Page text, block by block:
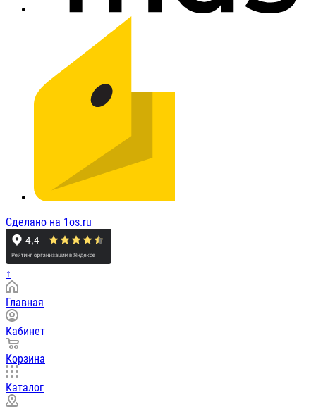
Сделано на 1os.ru
↑
Главная
Кабинет
Корзина
Каталог